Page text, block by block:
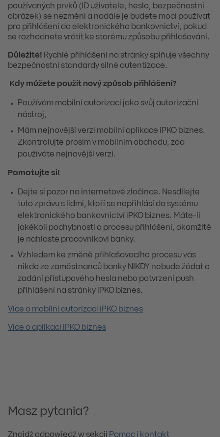
používaných prvků (ID uživatele, heslo, bezpečnostní
obrázek) se nezmění a nadále je budete moci používat
pro přihlášení do elektronického bankovnictví, pokud
se rozhodnete vrátit ke starému způsobu přihlašování.
Důležité! Rychlé přihlášení na stránky splňuje všechny
bezpečnostní standardy silné autentizace.
Kdy můžete použít nový způsob přihlášení?
Používám mobilní autorizaci jako svůj autorizační
nástroj,
Mám nejnovější verzi mobilní aplikace iPKO biznes.
Zkontrolujte prosím v mobilním obchodu, zda
používáte nejnovější verzi.
Pamatujte si!
Dejte si pozor na internetové zločince. Nesdílejte
tuto zprávu s lidmi, kteří se nepřihlásí do systému
elektronického bankovnictví iPKO biznes. Máte-li
jakékoli pochybnosti o procesu přihlášení, okamžitě
je nahlaste pracovníkovi banky.
Vzhledem ke změně přihlašovacího procesu vás
nikdo ze zaměstnanců banky NIKDY nebude žádat o
zadání přístupového hesla nebo potvrzení push
přihlášení na stránky iPKO biznes.
Více o mobilní autorizaci iPKO biznes
Více o aplikaci iPKO biznes
Masz pytania?
Znajdź odpowiedź w sekcji Pomoc i kontakt